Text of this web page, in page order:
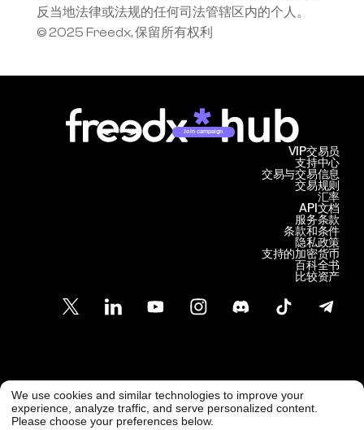
反当地法律或法规的任何司法管辖区内的个人。
© 2025 Freedx, 保留所有权利
Join campaign
支持中心
交易与交易信息
VIP交易员
交易规则
汇率
API文档
服务条款
条款和条件
隐私政策
支持的加密货币
百科全书
比较资产
客户支持
support@freedx.com @ Freedx 2026
We use cookies and similar technologies to improve your
experience, analyze traffic, and serve personalized content.
Please choose your preferences below.